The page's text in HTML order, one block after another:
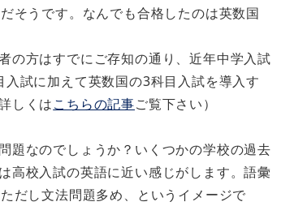
そうです。なんでも合格したのは英数国
の方はすでにご存知の通り、近年中学入試
試に加えて英数国の3科目入試を導入す
しくはこちらの記事ご覧下さい）
題なのでしょうか？いくつかの学校の過去
高校入試の英語に近い感じがします。語彙
だし文法問題多め、というイメージで